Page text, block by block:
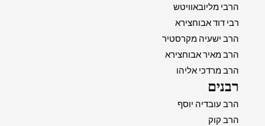
הרבי מליובאוויטש
רבי דוד אבוחצירא
הרב ישעיה מקרסטיר
הרב מאיר אבוחצירא
הרב מרדכי אליהו
רבנים
הרב עובדיה יוסף
הרב קוק